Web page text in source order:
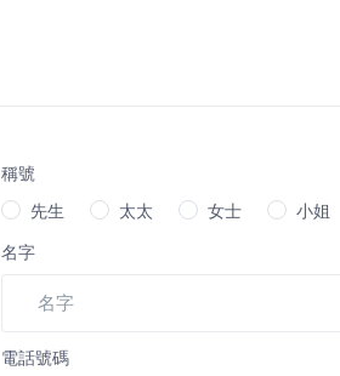
稱號
先生
太太 女士
小姐
名字
電話號碼